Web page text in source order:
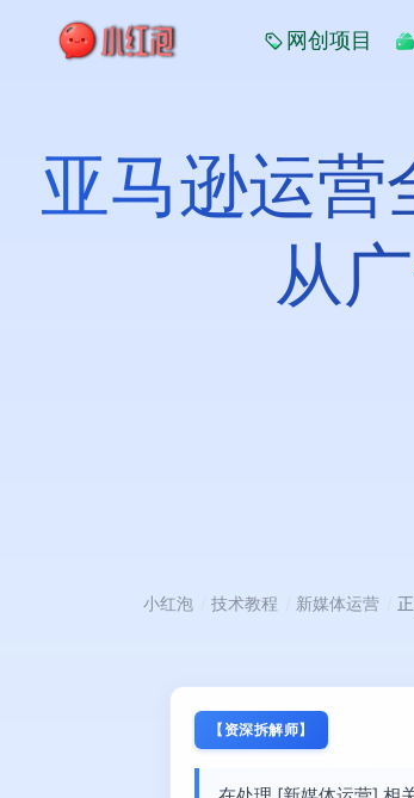
网创项目
亚马逊运营
从
小红泡 技术教程 新媒体运营
【资深拆解师】